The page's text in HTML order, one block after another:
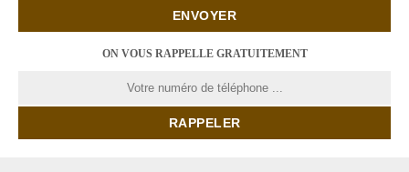
ON VOUS RAPPELLE GRATUITEMENT